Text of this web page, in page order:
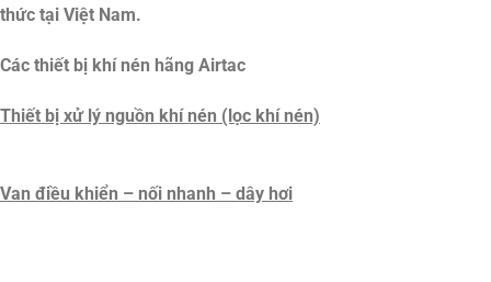
thức tại Việt Nam.
Các thiết bị khí nén hãng Airtac
Thiết bị xử lý nguồn khí nén (lọc khí nén)
Van điều khiển – nối nhanh – dây hơi